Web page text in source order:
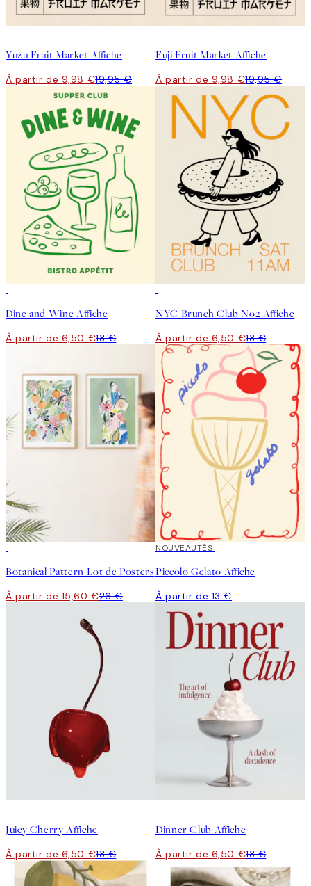
Yuzu Fruit Market Affiche
À partir de 9,98 €19,95 €
Fuji Fruit Market Affiche
À partir de 9,98 €19,95 €
Dine and Wine Affiche
À partir de 6,50 €13 €
NYC Brunch Club No2 Affiche
À partir de 6,50 €13 €
Botanical Pattern Lot de Posters
À partir de 15,60 €26 €
NOUVEAUTÉS
Piccolo Gelato Affiche
À partir de 13 €
Juicy Cherry Affiche
À partir de 6,50 €13 €
Dinner Club Affiche
À partir de 6,50 €13 €